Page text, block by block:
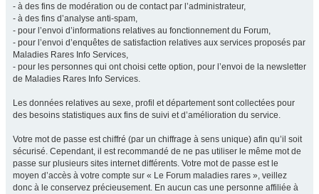
- à des fins de modération ou de contact par l’administrateur,
- à des fins d’analyse anti-spam,
- pour l’envoi d’informations relatives au fonctionnement du Forum,
- pour l’envoi d’enquêtes de satisfaction relatives aux services proposés par
Maladies Rares Info Services,
- pour les personnes qui ont choisi cette option, pour l’envoi de la newsletter
de Maladies Rares Info Services.
Les données relatives au sexe, profil et département sont collectées pour
des besoins statistiques aux fins de suivi et d’amélioration du service.
Votre mot de passe est chiffré (par un chiffrage à sens unique) afin qu’il soit
sécurisé. Cependant, il est recommandé de ne pas utiliser le même mot de
passe sur plusieurs sites internet différents. Votre mot de passe est le
moyen d’accès à votre compte sur « Le Forum maladies rares », veillez
donc à le conservez précieusement. En aucun cas une personne affiliée à